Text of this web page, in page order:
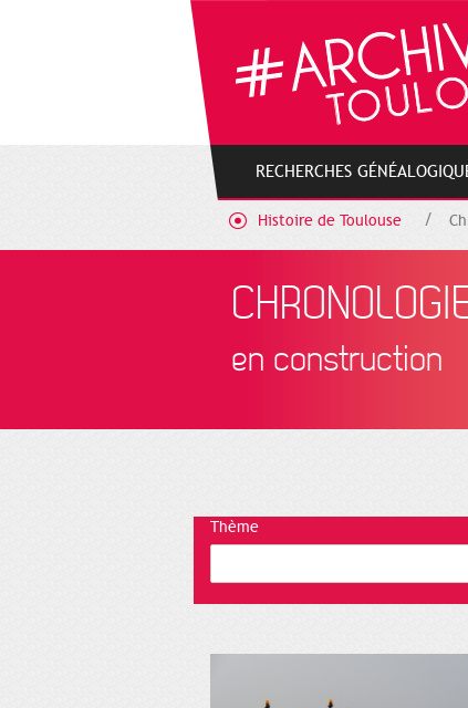
RECHERCHES
Histoire de Toulouse
en construction
Thème
Gestion de vos préférences sur les cookies